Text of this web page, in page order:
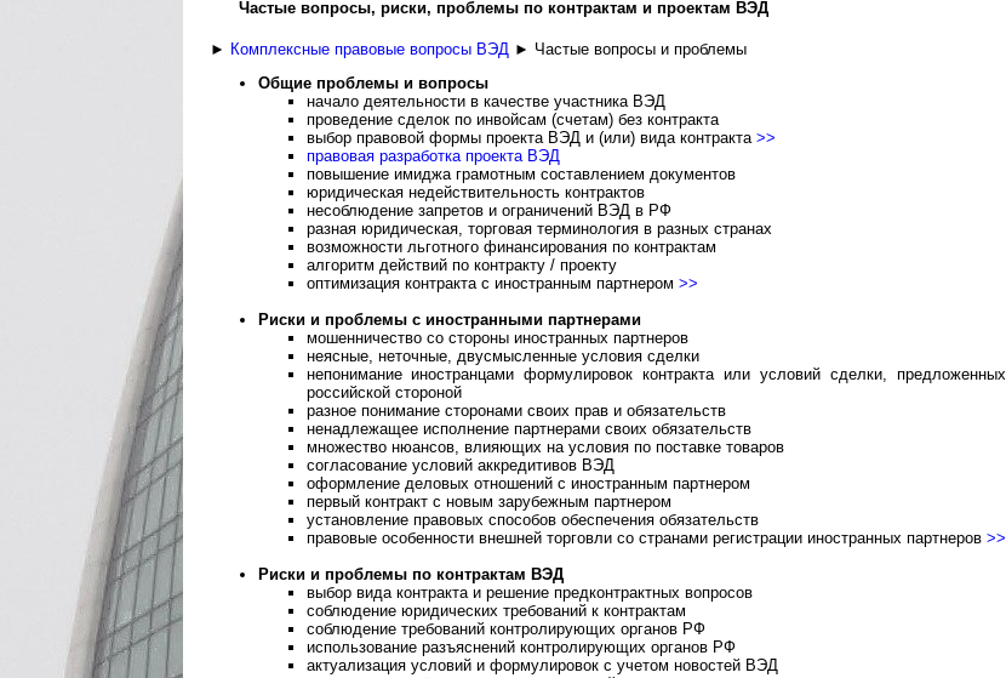
Частые вопросы, рис­ки, проблемы по конт­рактам и проектам ВЭД
► Комплексные правовые вопросы ВЭД ► Частые вопросы и проблемы
Общие проблемы и вопросы
начало деятельности в качестве участника ВЭД
проведение сделок по инвойсам (счетам) без контракта
выбор правовой формы проекта ВЭД и (или) вида контракта >>
правовая разработка проекта ВЭД
повышение имиджа грамотным составлением документов
юридическая недействительность контрактов
несоблюдение запретов и ограничений ВЭД в РФ
разная юридическая, торговая терминология в разных странах
возможности льготного финансирования по контрактам
алгоритм действий по контракту / проекту
оптимизация контракта с иностранным партнером >>
Риски и проблемы с иностранными партнерами
мошенничество со стороны иностранных партнеров
неясные, неточные, двусмысленные условия сделки
непонимание иностранцами формулировок контракта или условий сделки, предложенных
российской стороной
разное понимание сторонами своих прав и обязательств
ненадлежащее исполнение партнерами своих обязательств
множество нюансов, влияющих на условия по поставке товаров
согласование условий аккредитивов ВЭД
оформление деловых отношений с иностранным партнером
первый контракт с новым зарубежным партнером
установление правовых способов обеспечения обязательств
правовые особенности внешней торговли со странами регистрации иностранных партнеров >>
Риски и проблемы по контрактам ВЭД
выбор вида контракта и решение предконтрактных вопросов
соблюдение юридических требований к контрактам
соблюдение требований контролирующих органов РФ
использование разъяснений контролирующих органов РФ
актуализация условий и формулировок с учетом новостей ВЭД